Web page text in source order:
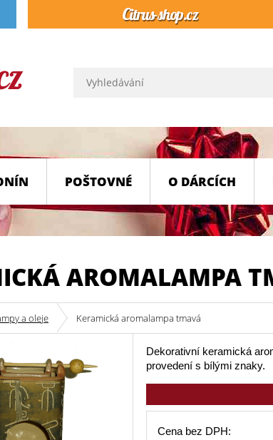
POŠTOVNÉ O DÁRCÍCH
AROMALAMPA
a oleje Keramická aromalampa tmavá
Dekorativní keramická
provedení s bílými znaky.
Cena bez DPH: